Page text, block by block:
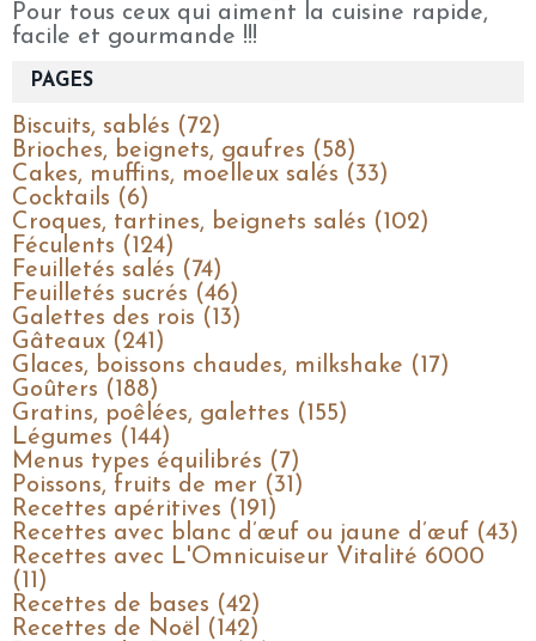
Pour tous ceux qui aiment la cuisine rapide,
facile et gourmande !!!
PAGES
Biscuits, sablés (72)
Brioches, beignets, gaufres (58)
Cakes, muffins, moelleux salés (33)
Cocktails (6)
Croques, tartines, beignets salés (102)
Féculents (124)
Feuilletés salés (74)
Feuilletés sucrés (46)
Galettes des rois (13)
Gâteaux (241)
Glaces, boissons chaudes, milkshake (17)
Goûters (188)
Gratins, poêlées, galettes (155)
Légumes (144)
Menus types équilibrés (7)
Poissons, fruits de mer (31)
Recettes apéritives (191)
Recettes avec blanc d’œuf ou jaune d’œuf (43)
Recettes avec L'Omnicuiseur Vitalité 6000
(11)
Recettes de bases (42)
Recettes de Noël (142)